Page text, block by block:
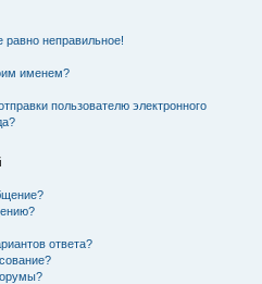
неправильное!
именем?
пользователю электронного
ответа?